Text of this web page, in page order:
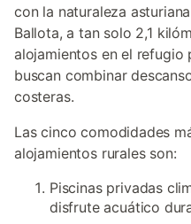
con la naturaleza
Ballota, a tan solo 2,1
alojamientos en el refugio
buscan combinar
costeras.
Las cinco comodidades
alojamientos rurales son:
Piscinas privadas
disfrute acuático